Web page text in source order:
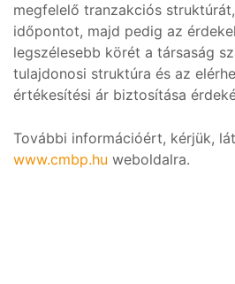
megfelelő tranzakciós
időpontot, majd pedig az
legszélesebb körét a társaság
tulajdonosi struktúra és az
értékesítési ár biztosítása
További információért, kérjük,
www.cmbp.hu weboldalra.